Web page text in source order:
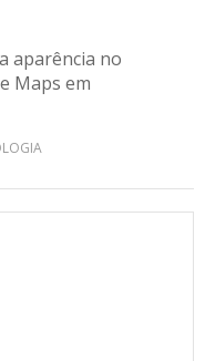
aparência no
Maps em